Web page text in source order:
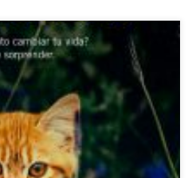
sentimientos más profundos en
¿Puede un gato cambiar tu vida?
de la obra. La respuesta es
ejemplo de ello. El protagonista